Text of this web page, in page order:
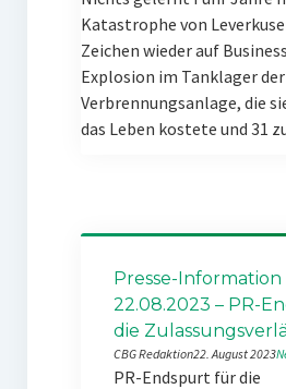
Katastrophe von
Zeichen wieder auf
Explosion im Tanklager
Verbrennungsanlage, die
das Leben kostete und 31
Presse-Information
22.08.2023 – PR-
die
CBG Redaktion22. August 2023
PR-Endspurt für die